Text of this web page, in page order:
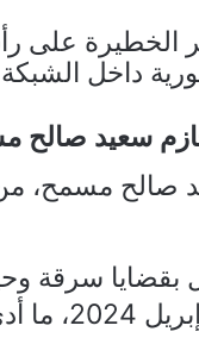
الخطيرة
داخل
سعيد صالح
صالح مسمح، من
سرقة
أطلق النار